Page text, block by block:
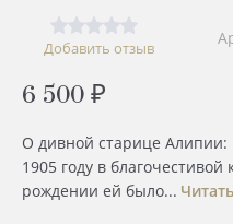
Добавить отзыв
6 500 ₽
О дивной старице
1905 году в
рождении ей было...